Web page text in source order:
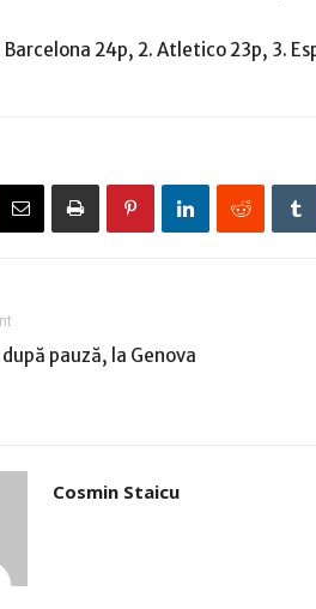
Barcelona 24p, 2. Atletico 23p, 3.
pauză, la Genova
Cosmin Staicu